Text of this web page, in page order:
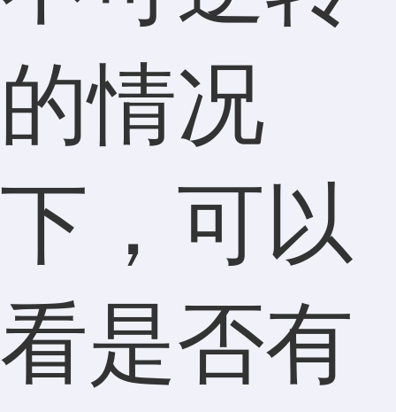
的情况
下，可以
看是否有